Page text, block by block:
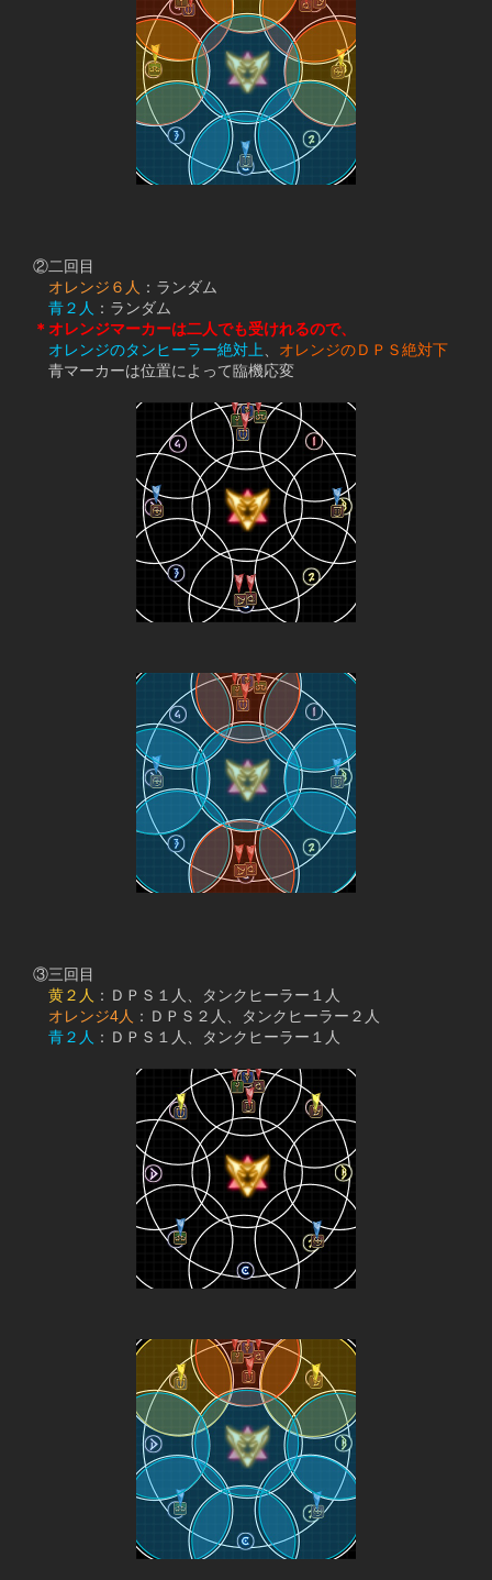
②二回目
オレンジ６人 ：ランダム
青２人 ：ランダム
＊オレンジマーカーは二人でも受けれるので、
オレンジのタンヒーラー絶対上
オレンジのＤＰＳ絶対下
青マーカーは位置によって臨機応変
③三回目
黄２人 ：ＤＰＳ１人、タンクヒーラー１人
オレンジ4人 ：ＤＰＳ２人、タンクヒーラー２人
青２人 ：ＤＰＳ１人、タンクヒーラー１人